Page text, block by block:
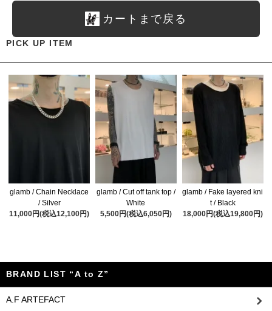
カートまで戻る
PICK UP ITEM
glamb / Chain Necklace
/ Silver
11,000円(税込12,100円)
glamb / Cut off tank top /
White
5,500円(税込6,050円)
glamb / Fake layered kni
t / Black
18,000円(税込19,800円)
BRAND LIST “A to Z”
A.F ARTEFACT